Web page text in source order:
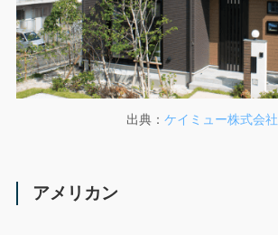
出典： ケイミュー株式会社
アメリカン